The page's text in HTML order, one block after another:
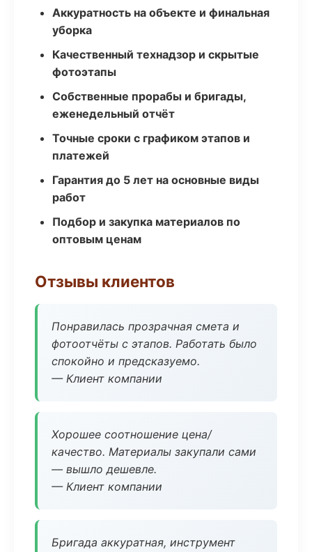
Аккуратность на объекте и финальная
уборка
Качественный технадзор и скрытые
фотоэтапы
Собственные прорабы и бригады,
еженедельный отчёт
Точные сроки с графиком этапов и
платежей
Гарантия до 5 лет на основные виды
работ
Подбор и закупка материалов по
оптовым ценам
Отзывы клиентов
Понравилась прозрачная смета и
фотоотчёты с этапов. Работать было
спокойно и предсказуемо.
— Клиент компании
Хорошее соотношение цена/
качество. Материалы закупали сами
— вышло дешевле.
— Клиент компании
Бригада аккуратная, инструмент